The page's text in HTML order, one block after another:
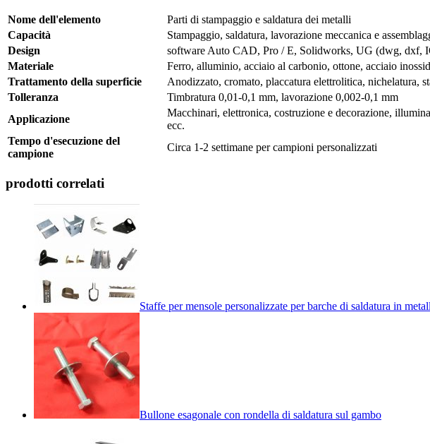
Nome dell'elemento
Parti di stampaggio e saldatura dei metalli
Capacità
Stampaggio, saldatura, lavorazione meccanica e
Design
software Auto CAD, Pro / E, Solidworks, UG (dwg, dxf,
Materiale
Ferro, alluminio, acciaio al carbonio, ottone, acciaio
Trattamento della superficie
Anodizzato, cromato, placcatura elettrolitica, nichelatura,
Tolleranza
Timbratura 0,01-0,1 mm, lavorazione 0,002-0,1 mm
Applicazione
Macchinari, elettronica, costruzione e decorazione,
ecc.
Tempo d'esecuzione del
campione
Circa 1-2 settimane per campioni personalizzati
prodotti correlati
Staffe per mensole personalizzate per barche di saldatura in
Bullone esagonale con rondella di saldatura sul gambo